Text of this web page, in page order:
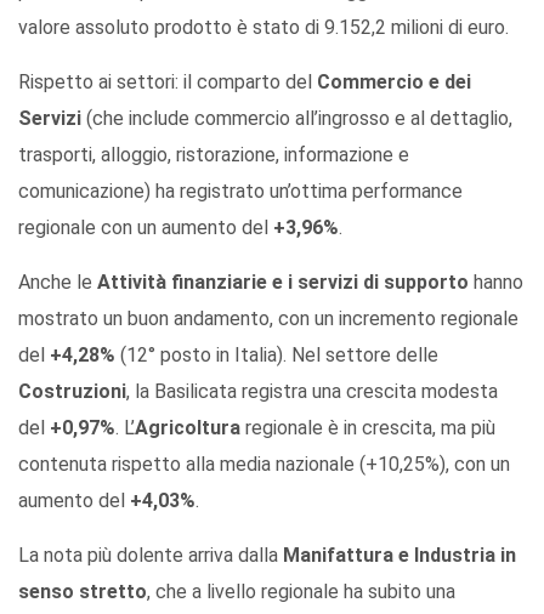
valore assoluto prodotto è stato di 9.152,2 milioni di euro.
Rispetto ai settori: il comparto del Commercio e dei
Servizi (che include commercio all’ingrosso e al dettaglio,
trasporti, alloggio, ristorazione, informazione e
comunicazione) ha registrato un’ottima performance
regionale con un aumento del +3,96%.
Anche le Attività finanziarie e i servizi di supporto hanno
mostrato un buon andamento, con un incremento regionale
del +4,28% (12° posto in Italia). Nel settore delle
Costruzioni, la Basilicata registra una crescita modesta
del +0,97%. L’Agricoltura regionale è in crescita, ma più
contenuta rispetto alla media nazionale (+10,25%), con un
aumento del +4,03%.
La nota più dolente arriva dalla Manifattura e Industria in
senso stretto, che a livello regionale ha subito una